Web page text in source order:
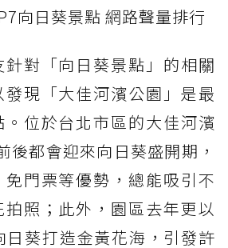
向日葵景點 網路聲量排行
對「向日葵景點」的相關
現「大佳河濱公園」是最
位於台北市區的大佳河濱
後都會迎來向日葵盛開期，
門票等優勢，總能吸引不
照；此外，園區去年更以
日葵打造金黃花海，引發許